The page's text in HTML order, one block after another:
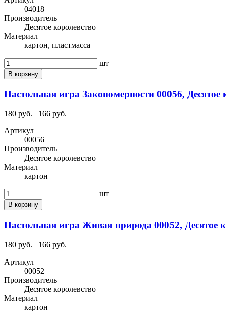
04018
Производитель
Десятое королевство
Материал
картон, пластмасса
шт
В корзину
Настольная игра Закономерности 00056, Десятое
180 руб.
166 руб.
Артикул
00056
Производитель
Десятое королевство
Материал
картон
шт
В корзину
Настольная игра Живая природа 00052, Десятое
180 руб.
166 руб.
Артикул
00052
Производитель
Десятое королевство
Материал
картон